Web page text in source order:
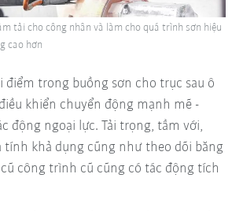
điểm trong buồng sơn cho trục sau ô
khiển chuyển động mạnh mẽ -
động ngoại lực. Tải trọng, tầm với,
khả dụng cũng như theo dõi băng
cũ công trình cũ cũng có tác động tích
tải cho công nhân và làm cho quá trình sơn hiệu
cao hơn